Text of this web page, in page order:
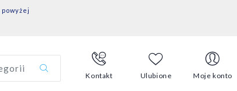
Kontakt Ulubione Moje konto